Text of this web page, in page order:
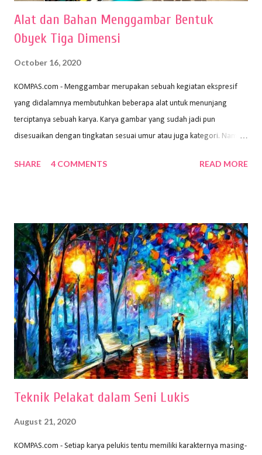
Alat dan Bahan Menggambar Bentuk
Obyek Tiga Dimensi
October 16, 2020
KOMPAS.com - Menggambar merupakan sebuah kegiatan ekspresif
yang didalamnya membutuhkan beberapa alat untuk menunjang
terciptanya sebuah karya. Karya gambar yang sudah jadi pun
disesuaikan dengan tingkatan sesuai umur atau juga kategori. Namun,
sehingga hasilnya bisa dilihat. Peran alat dan bahan sangat
memiliki spesifikasi berbeda sesuai jenisnya. Berikut peralatan
menggambar bentuk: 1. Kertas Gambar Kegiatan menggambar
membutuhkan kertas yang baik agar proses pembuatan gambar lebih
nyaman dan maksimal. Bahan kertas yang baik salah satu syaratnya
adalah tidak mudah sobek, mengingat menggambar merupakan
proses menggores dan menghapus. Kertas adalah bahan yang paling
ideal digunakan untuk menggambar. Dalam menggambar
menggunakan pen...
SHARE 4 COMMENTS READ MORE
Teknik Pelakat dalam Seni Lukis
August 21, 2020
KOMPAS.com - Setiap karya pelukis tentu memiliki karakternya masing-